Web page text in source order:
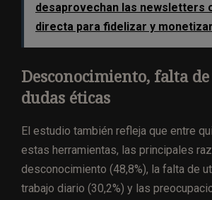
desaprovechan las newsletters
directa para fidelizar y
Desconocimiento, falta
dudas éticas
El estudio también refleja que entre
estas herramientas, las principales
desconocimiento (48,8%), la falta de
trabajo diario (30,2%) y las